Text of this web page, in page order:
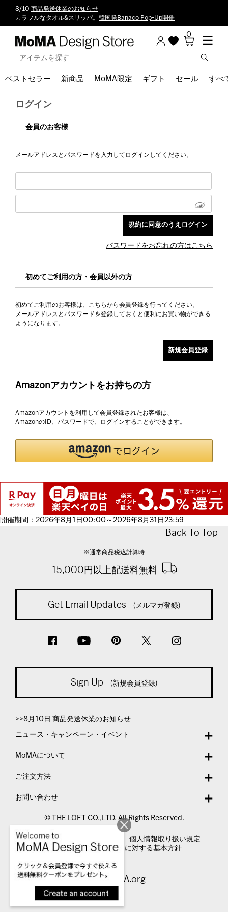
8/10 商品発送休業のお知らせ
カラフルなタオル&スリッパ。 韓国発Banaco Pop-Up開催
0
ベストセラー 新商品 MoMA限定 ギフト セール すべ
ログイン
会員のお客様
メールアドレスとパスワードを入力してログインしてください。
パスワードをお忘れの方はこちら
初めてご利用の方・会員以外の方
初めてご利用のお客様は、こちらから会員登録を行ってください。
メールアドレスとパスワードを登録しておくと便利にお買い物ができる
ようになります。
Amazonアカウントをお持ちの方
Amazonアカウントを利用して会員登録されたお客様は、
AmazonのID、パスワードで、ログインすることができます。
開催期間：2026年8月1日00:00～2026年8月31日23:59
Back To Top
※通常商品税込計算時
15,000円以上配送料無料
Get Email Updates (メルマガ登録)
Sign Up (新規会員登録)
>>8月10日 商品発送休業のお知らせ
ニュース・キャンペーン・イベント
MoMAについて
ご注文方法
お問い合わせ
© THE LOFT CO.,LTD. All Rights Reserved.
特定商取引法表示
個人情報取り扱い規定
カスタマーハラスメントに対する基本方針
Visit MoMA.org